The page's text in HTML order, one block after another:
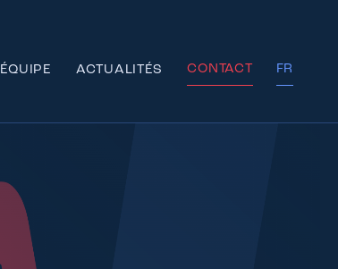
ÉQUIPE ACTUALITÉS CONTACT FR